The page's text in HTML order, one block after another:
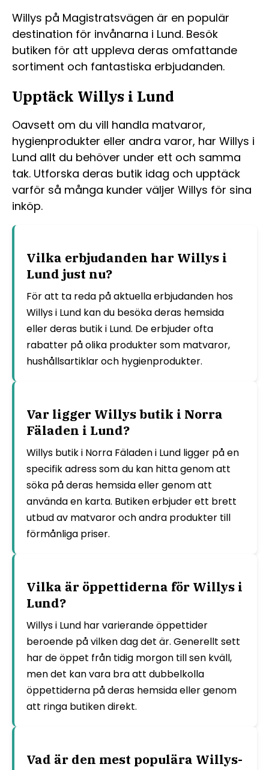
Willys på Magistratsvägen är en populär
destination för invånarna i Lund. Besök
butiken för att uppleva deras omfattande
sortiment och fantastiska erbjudanden.
Upptäck Willys i Lund
Oavsett om du vill handla matvaror,
hygienprodukter eller andra varor, har Willys i
Lund allt du behöver under ett och samma
tak. Utforska deras butik idag och upptäck
varför så många kunder väljer Willys för sina
inköp.
Vilka erbjudanden har Willys i
Lund just nu?
För att ta reda på aktuella erbjudanden hos
Willys i Lund kan du besöka deras hemsida
eller deras butik i Lund. De erbjuder ofta
rabatter på olika produkter som matvaror,
hushållsartiklar och hygienprodukter.
Var ligger Willys butik i Norra
Fäladen i Lund?
Willys butik i Norra Fäladen i Lund ligger på en
specifik adress som du kan hitta genom att
söka på deras hemsida eller genom att
använda en karta. Butiken erbjuder ett brett
utbud av matvaror och andra produkter till
förmånliga priser.
Vilka är öppettiderna för Willys i
Lund?
Willys i Lund har varierande öppettider
beroende på vilken dag det är. Generellt sett
har de öppet från tidig morgon till sen kväll,
men det kan vara bra att dubbelkolla
öppettiderna på deras hemsida eller genom
att ringa butiken direkt.
Vad är den mest populära Willys-